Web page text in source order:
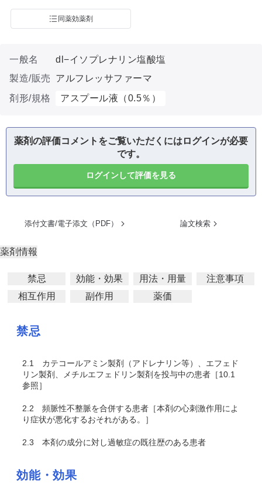
同薬効薬剤
一般名
dl−イソプレナリン塩酸塩
製造/販売
アルフレッサファーマ
剤形/規格
アスプール液（0.5％）
薬剤の評価コメントをご覧いただくにはログインが必要
です。
ログインして評価を見る
添付文書/電子添文（PDF） 論文検索
薬剤情報
禁忌 効能・効果 用法・用量
注意事項
相互作用
副作用 薬価
禁忌
2.1
カテコールアミン製剤（アドレナリン等）、エフェド
リン製剤、メチルエフェドリン製剤を投与中の患者［10.1
参照］
2.2 頻脈性不整脈を合併する患者［本剤の心刺激作用によ
り症状が悪化するおそれがある。］
2.3 本剤の成分に対し過敏症の既往歴のある患者
効能・効果